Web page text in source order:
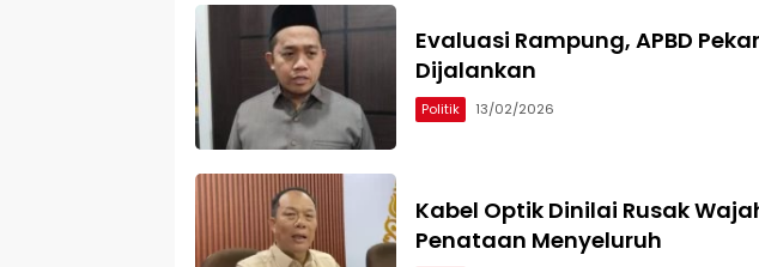
Evaluasi Rampung, APBD
Dijalankan
Politik 13/02/2026
Kabel Optik Dinilai Rusak
Penataan Menyeluruh